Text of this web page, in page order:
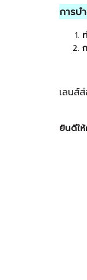
การบ
เลนส์
ยินดีใ